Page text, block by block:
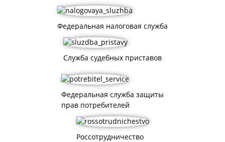
Федеральная налоговая служба
Служба судебных приставов
Федеральная служба защиты
прав потребителей
Россотрудничество